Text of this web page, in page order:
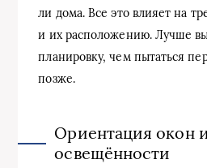
ли дома. Все это влияет на
и их расположению. Лучше
планировку, чем пытаться
позже.
Ориентация окон
освещённости